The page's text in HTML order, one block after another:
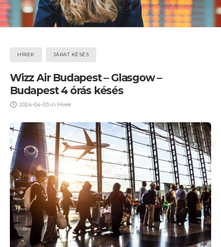
HÍREK JÁRAT KÉSÉS
Wizz Air Budapest – Glasgow –
Budapest 4 órás késés
2024-04-03 in Hírek